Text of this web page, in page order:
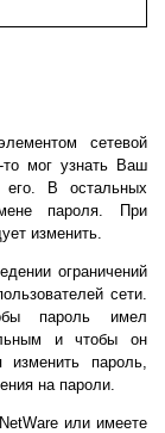
сетевой
то мог узнать Ваш
его. В остальных
пароля. При
изменить.
ограничений
сети.
пароль имел
и чтобы он
пароль,
на пароли.
или имеете